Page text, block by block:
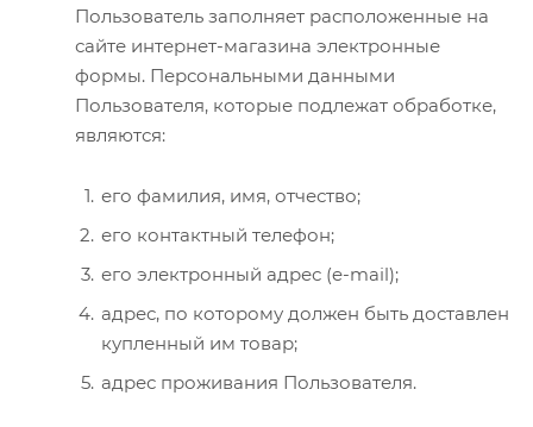
Пользователь заполняет расположенные на
сайте интернет-магазина электронные
формы. Персональными данными
Пользователя, которые подлежат обработке,
являются:
его фамилия, имя, отчество;
его контактный телефон;
его электронный адрес (e-mail);
адрес, по которому должен быть доставлен
купленный им товар;
адрес проживания Пользователя.